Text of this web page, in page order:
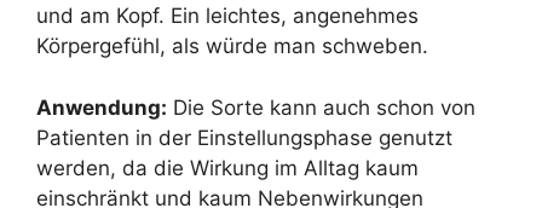
und am Kopf. Ein leichtes, angenehmes
Körpergefühl, als würde man schweben.
Anwendung: Die Sorte kann auch schon von
Patienten in der Einstellungsphase genutzt
werden, da die Wirkung im Alltag kaum
einschränkt und kaum Nebenwirkungen